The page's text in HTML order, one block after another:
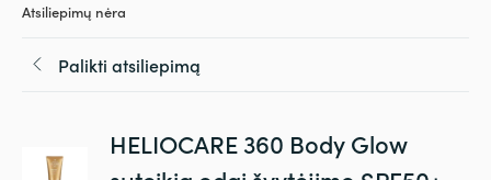
Atsiliepimų nėra
Palikti atsiliepimą
HELIOCARE 360 Body Glow